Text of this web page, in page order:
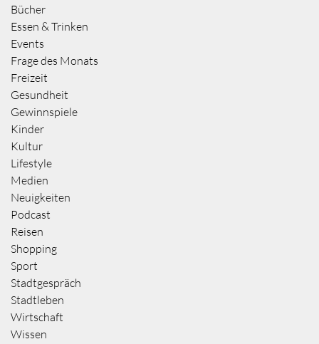
Bücher
Essen & Trinken
Events
Frage des Monats
Freizeit
Gesundheit
Gewinnspiele
Kinder
Kultur
Lifestyle
Medien
Neuigkeiten
Podcast
Reisen
Shopping
Sport
Stadtgespräch
Stadtleben
Wirtschaft
Wissen